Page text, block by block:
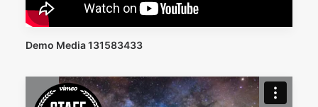
Demo Media 131583433